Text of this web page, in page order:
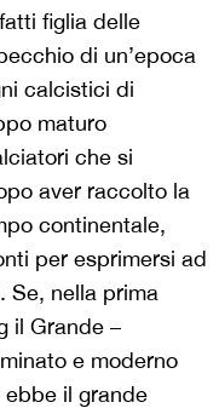
figlia delle
di un’epoca
calcistici di
maturo
che si
aver raccolto la
continentale,
per esprimersi ad
Se, nella prima
il Grande –
e moderno
ebbe il grande